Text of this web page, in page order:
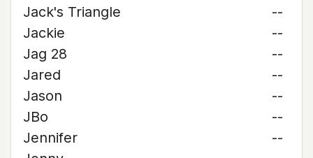
Jack's Triangle
--
Jackie
--
Jag 28
--
Jared
--
Jason
--
JBo
--
Jennifer
--